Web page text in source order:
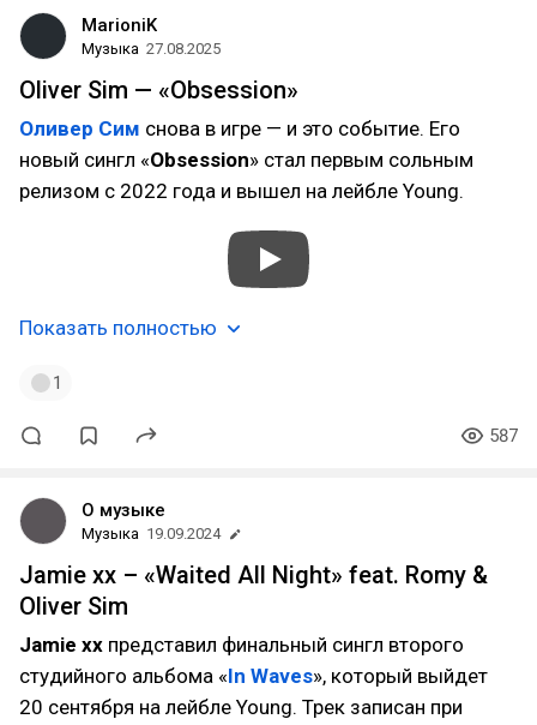
MarioniK
Музыка 27.08.2025
Oliver Sim — «Obsession»
Оливер Сим снова в игре — и это событие. Его
новый сингл «Obsession» стал первым сольным
релизом с 2022 года и вышел на лейбле Young.
Показать полностью
1
587
О музыке
Музыка 19.09.2024
Jamie xx – «Waited All Night» feat. Romy &
Oliver Sim
Jamie xx представил финальный сингл второго
студийного альбома «In Waves», который выйдет
20 сентября на лейбле Young. Трек записан при